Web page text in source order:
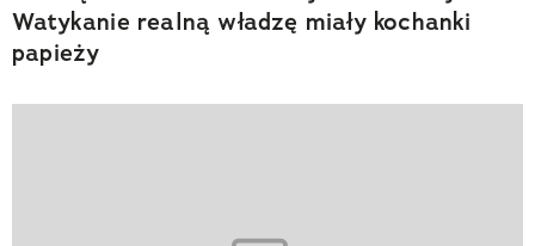
Watykanie realną władzę miały kochanki
papieży